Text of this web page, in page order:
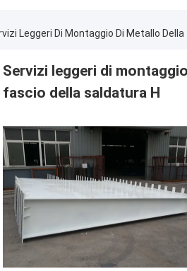
Leggeri Di Montaggio Di Metallo
Servizi leggeri di
fascio della saldatura H